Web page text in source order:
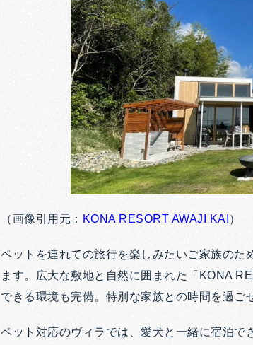
（画像引用元： KONA RESORT AWAJI KAI ）
ペットを連れての旅行を楽しみたいご家族の
ます。広大な敷地と自然に囲まれた「KONA
できる環境も完備。特別な家族との時間を過ご
ペット対応のヴィラでは、愛犬と一緒に宿泊